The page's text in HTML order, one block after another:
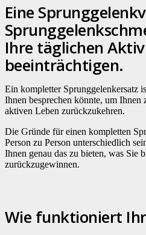
Eine
Ihre täglichen
beeinträchtigen.
Ein kompletter Sprunggelenkersatz
Ihnen besprechen könnte, um Ihnen
aktiven Leben zurückzukehren.
Die Gründe für einen kompletten
Person zu Person unterschiedlich
Ihnen genau das zu bieten, was Sie
zurückzugewinnen.
Wie funktioniert